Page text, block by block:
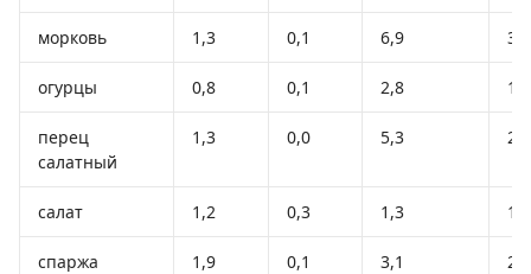
морковь 1,3 0,1 6,9 32
огурцы 0,8 0,1 2,8 15
перец
салатный
1,3 0,0 5,3 27
салат 1,2 0,3 1,3 12
спаржа 1,9 0,1 3,1 20